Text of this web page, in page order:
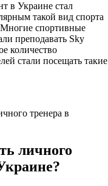
в Украине стал
такой вид спорта
спортивные
преподавать Sky
количество
стали посещать такие
личного